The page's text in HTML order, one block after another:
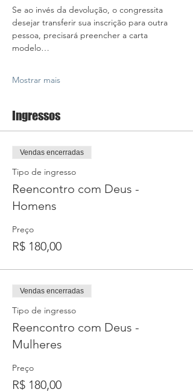
Se ao invés da devolução, o congressita
desejar transferir sua inscrição para outra
pessoa, precisará preencher a carta
modelo…
Mostrar mais
Ingressos
Vendas encerradas
Tipo de ingresso
Reencontro com Deus -
Homens
Preço
R$ 180,00
Vendas encerradas
Tipo de ingresso
Reencontro com Deus -
Mulheres
Preço
R$ 180,00